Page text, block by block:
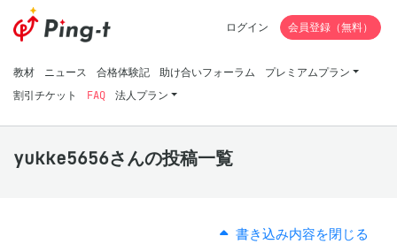
教材 ニュース 合格体験記 助け合いフォーラム
プレミアムプラン
割引チケット
FAQ 法人プラン
ログイン 会員登録（無料）
yukke5656さんの投稿一覧
書き込み内容を閉じる